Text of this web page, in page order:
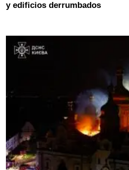
y edificios derrumbados